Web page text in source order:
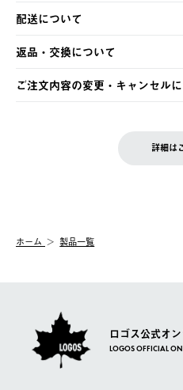
以下のいずれかの方法でお支払
・クレジットカード決済
・コンビニ決済
・Pay-easy決済
配送について
【発送スケジュール】
ご注文・ご入金完了より2営業日
土日祝の発送はございませんの
の発送となる場合がございます。
【配送業者】
佐川急便にて配送されます。
返品・交換について
※お客様都合の場合
お客様都合の返品にかかる送料
一度お手元の商品を返品いただ
ご注文内容の変更・キャンセル
LOGOS FAMILY会員の方は、
詳細は
ホーム 製品一覧
ロゴス公式オ
LOGOS OFFICIAL